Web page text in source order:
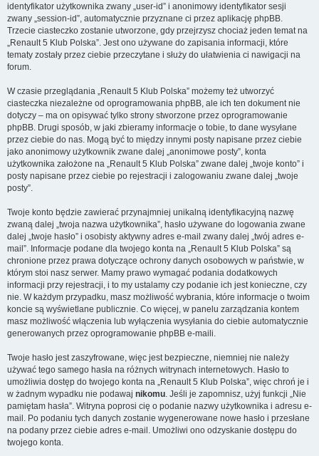
identyfikator użytkownika zwany „user-id” i anonimowy identyfikator sesji
zwany „session-id”, automatycznie przyznane ci przez aplikację phpBB.
Trzecie ciasteczko zostanie utworzone, gdy przejrzysz chociaż jeden temat na
„Renault 5 Klub Polska”. Jest ono używane do zapisania informacji, które
tematy zostały przez ciebie przeczytane i służy do ułatwienia ci nawigacji na
forum.
W czasie przeglądania „Renault 5 Klub Polska” możemy też utworzyć
ciasteczka niezależne od oprogramowania phpBB, ale ich ten dokument nie
dotyczy – ma on opisywać tylko strony stworzone przez oprogramowanie
phpBB. Drugi sposób, w jaki zbieramy informacje o tobie, to dane wysyłane
przez ciebie do nas. Mogą być to między innymi posty napisane przez ciebie
jako anonimowy użytkownik zwane dalej „anonimowe posty”, konta
użytkownika założone na „Renault 5 Klub Polska” zwane dalej „twoje konto” i
posty napisane przez ciebie po rejestracji i zalogowaniu zwane dalej „twoje
posty”.
Twoje konto będzie zawierać przynajmniej unikalną identyfikacyjną nazwę
zwaną dalej „twoja nazwa użytkownika”, hasło używane do logowania zwane
dalej „twoje hasło” i osobisty aktywny adres e-mail zwany dalej „twój adres e-
mail”. Informacje podane dla twojego konta na „Renault 5 Klub Polska” są
chronione przez prawa dotyczące ochrony danych osobowych w państwie, w
którym stoi nasz serwer. Mamy prawo wymagać podania dodatkowych
informacji przy rejestracji, i to my ustalamy czy podanie ich jest konieczne, czy
nie. W każdym przypadku, masz możliwość wybrania, które informacje o twoim
koncie są wyświetlane publicznie. Co więcej, w panelu zarządzania kontem
masz możliwość włączenia lub wyłączenia wysyłania do ciebie automatycznie
generowanych przez oprogramowanie phpBB e-maili.
Twoje hasło jest zaszyfrowane, więc jest bezpieczne, niemniej nie należy
używać tego samego hasła na różnych witrynach internetowych. Hasło to
umożliwia dostęp do twojego konta na „Renault 5 Klub Polska”, więc chroń je i
w żadnym wypadku nie podawaj nikomu. Jeśli je zapomnisz, użyj funkcji „Nie
pamiętam hasła”. Witryna poprosi cię o podanie nazwy użytkownika i adresu e-
mail. Po podaniu tych danych zostanie wygenerowane nowe hasło i przesłane
na podany przez ciebie adres e-mail. Umożliwi ono odzyskanie dostępu do
twojego konta.